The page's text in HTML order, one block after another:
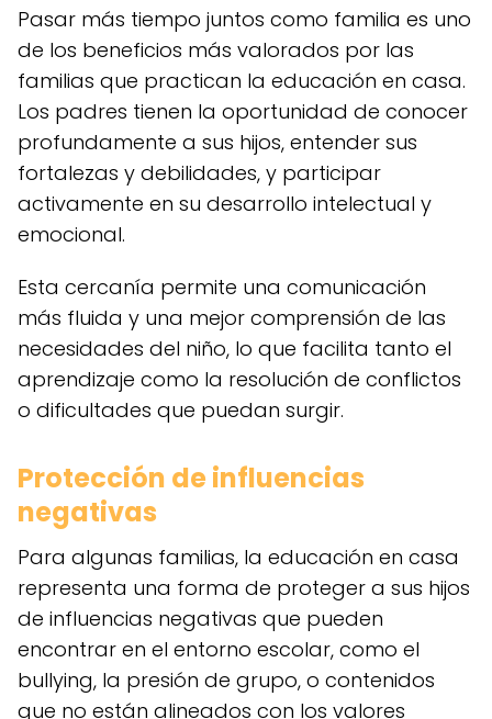
Pasar más tiempo juntos como familia es uno
de los beneficios más valorados por las
familias que practican la educación en casa.
Los padres tienen la oportunidad de conocer
profundamente a sus hijos, entender sus
fortalezas y debilidades, y participar
activamente en su desarrollo intelectual y
emocional.
Esta cercanía permite una comunicación
más fluida y una mejor comprensión de las
necesidades del niño, lo que facilita tanto el
aprendizaje como la resolución de conflictos
o dificultades que puedan surgir.
Protección de influencias
negativas
Para algunas familias, la educación en casa
representa una forma de proteger a sus hijos
de influencias negativas que pueden
encontrar en el entorno escolar, como el
bullying, la presión de grupo, o contenidos
que no están alineados con los valores